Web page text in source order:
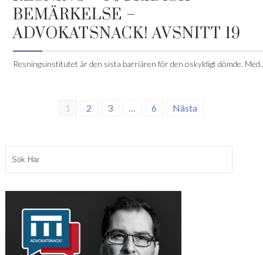
BEMÄRKELSE –
ADVOKATSNACK! AVSNITT 19
Resningsinstitutet är den sista barriären för den oskyldigt dömde.
1 2 3 … 6 Nästa